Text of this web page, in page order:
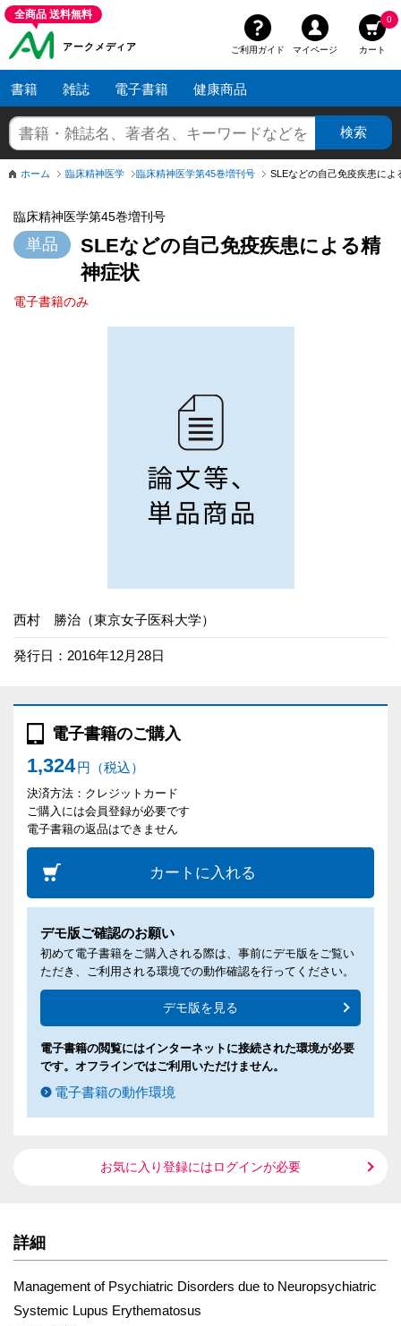
全商品 送料無料
アークメディア ご利用ガイド マイページ カート
0
書籍 雑誌 電子書籍 健康商品
ホーム 臨床精神医学 臨床精神医学第45巻増刊号
臨床精神医学第45巻増刊号
SLEなどの自己免疫疾患による精
神症状
電子書籍のみ
西村 勝治（東京女子医科大学）
発行日：2016年12月28日
電子書籍のご購入
1,324円（税込）
決済方法：クレジットカード
ご購入には会員登録が必要です
電子書籍の返品はできません
カートに入れる
デモ版ご確認のお願い
初めて電子書籍をご購入される際は、事前にデモ版をご覧い
ただき、ご利用される環境での動作確認を行ってください。
デモ版を見る
電子書籍の閲覧にはインターネットに接続された環境が必要
です。オフラインではご利用いただけません。
電子書籍の動作環境
お気に入り登録にはログインが必要
詳細
Management of Psychiatric Disorders due to Neuropsychiatric
Systemic Lupus Erythematosus